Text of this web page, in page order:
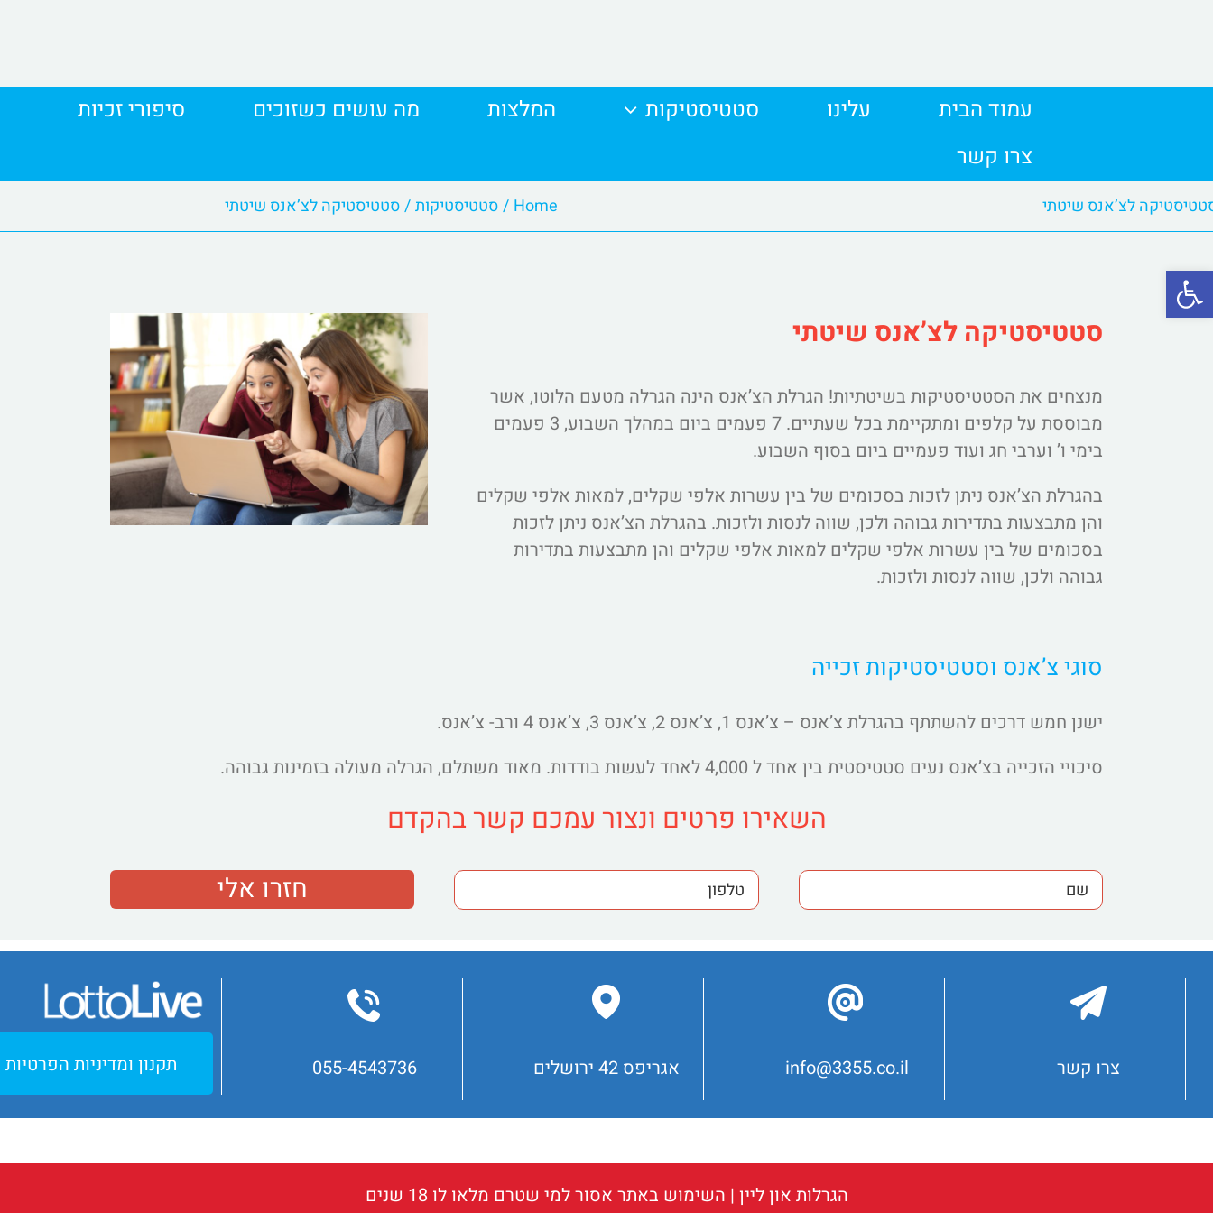
פתח סרגל נגישות
עמוד הבית עלינו סטטיסטיקות המלצות מה עושים כשזוכים
סיפורי זכיות
צרו קשר
לצ’אנס שיטתי Home
/סטטיסטיקות/סטטיסטיקה לצ’אנס שיטתי
סטטיסטיקה לצ’אנס שיטתי
מנצחים את הסטטיסטיקות בשיטתיות! הגרלת הצ’אנס הינה הגרלה מטעם הלוטו, אשר
מבוססת על קלפים ומתקיימת בכל שעתיים. 7 פעמים ביום במהלך השבוע, 3 פעמים
בימי ו’ וערבי חג ועוד פעמיים ביום בסוף השבוע.
בהגרלת הצ’אנס ניתן לזכות בסכומים של בין עשרות אלפי שקלים, למאות אלפי שקלים
והן מתבצעות בתדירות גבוהה ולכן, שווה לנסות ולזכות. בהגרלת הצ’אנס ניתן לזכות
בסכומים של בין עשרות אלפי שקלים למאות אלפי שקלים והן מתבצעות בתדירות
גבוהה ולכן, שווה לנסות ולזכות.
סוגי צ’אנס וסטטיסטיקות זכייה
ישנן חמש דרכים להשתתף בהגרלת צ’אנס – צ’אנס 1, צ’אנס 2, צ’אנס 3, צ’אנס 4 ורב- צ’אנס.
סיכויי הזכייה בצ’אנס נעים סטטיסטית בין אחד ל 4,000 לאחד לעשות בודדות. מאוד משתלם, הגרלה מעולה בזמינות גבוהה.
השאירו פרטים ונצור עמכם קשר בהקדם
צרו קשר info@3355.co.il אגריפס 42 ירושלים 055-4543736 תקנון ומדיניות הפרטיות
הגרלות און ליין | השימוש באתר אסור למי שטרם מלאו לו 18 שנים